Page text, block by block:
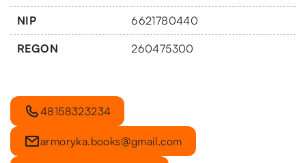
NIP 6621780440
REGON 260475300
48158323234
armoryka.books@gmail.com